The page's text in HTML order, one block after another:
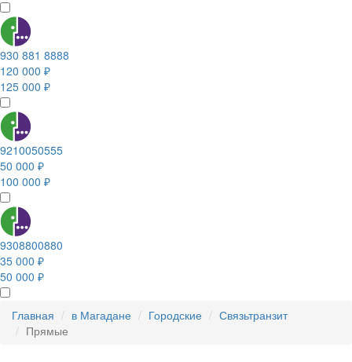
930 881 8888
120 000 ₽
125 000 ₽
9210050555
50 000 ₽
100 000 ₽
9308800880
35 000 ₽
50 000 ₽
Главная в Магадане Городские
Связьтранзит
Прямые